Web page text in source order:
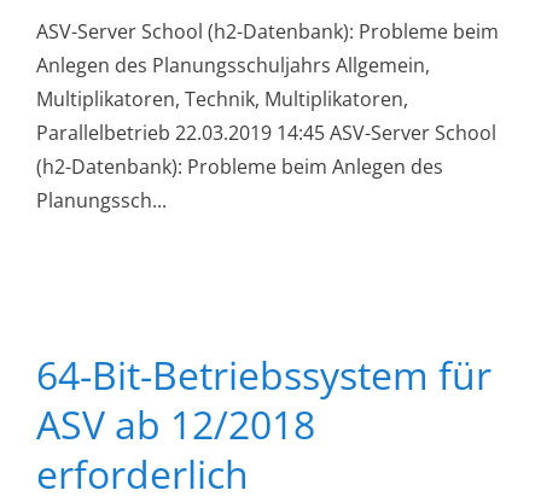
ASV-Server School (h2-Datenbank): Probleme beim
Anlegen des Planungsschuljahrs Allgemein,
Multiplikatoren, Technik, Multiplikatoren,
Parallelbetrieb 22.03.2019 14:45 ASV-Server School
(h2-Datenbank): Probleme beim Anlegen des
Planungssch...
64-Bit-Betriebssystem für
ASV ab 12/2018
erforderlich